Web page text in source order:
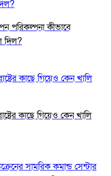
পরিকল্পনা কীভাবে
দিল?
কাছে গিয়েও কেন খালি